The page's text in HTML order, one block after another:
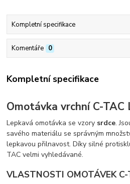
Kompletní specifikace
Komentáře 0
Kompletní specifikace
Omotávka vrchní C-TAC
Lepkavá omotávka se vzory srdce.
savého materiálu se správným
lepkavou přilnavost. Díky silné
TAC velmi vyhledávané.
VLASTNOSTI OMOTÁVEK